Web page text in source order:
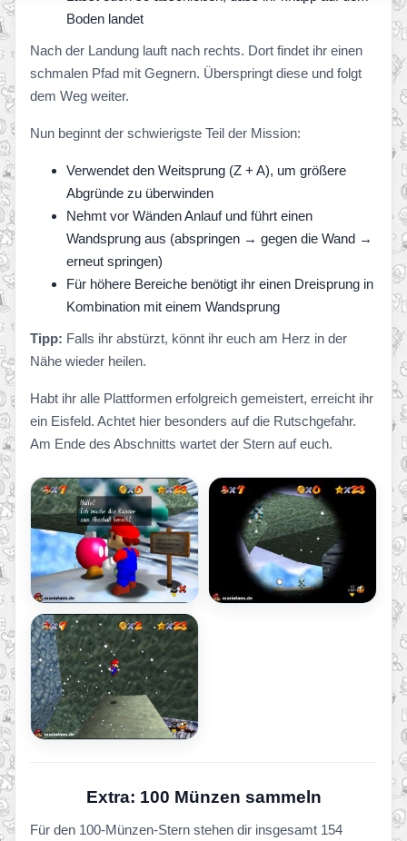
Boden landet
Nach der Landung lauft nach rechts. Dort findet ihr einen
schmalen Pfad mit Gegnern. Überspringt diese und folgt
dem Weg weiter.
Nun beginnt der schwierigste Teil der Mission:
Verwendet den Weitsprung (Z + A), um größere
Abgründe zu überwinden
Nehmt vor Wänden Anlauf und führt einen
Wandsprung aus (abspringen → gegen die Wand →
erneut springen)
Für höhere Bereiche benötigt ihr einen Dreisprung in
Kombination mit einem Wandsprung
Tipp: Falls ihr abstürzt, könnt ihr euch am Herz in der
Nähe wieder heilen.
Habt ihr alle Plattformen erfolgreich gemeistert, erreicht ihr
ein Eisfeld. Achtet hier besonders auf die Rutschgefahr.
Am Ende des Abschnitts wartet der Stern auf euch.
Extra: 100 Münzen sammeln
Für den 100-Münzen-Stern stehen dir insgesamt 154